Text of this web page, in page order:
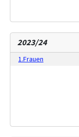
2023/24
1.Frauen